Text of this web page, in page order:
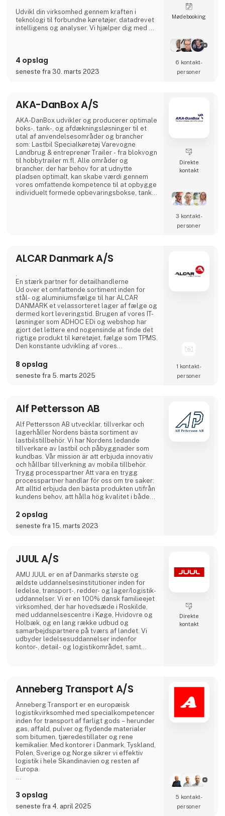
Udvikl din virksomhed gennem kraften i
teknologi til forbundne køretøjer, datadrevet
intelligens og analyser. Vi hjælper dig med at
global e-handel og miljøregler.
4 opslag
seneste fra 30. marts 2023
Møde­booking
6 kontakt­
personer
AKA-DanBox A/S
AKA-DanBox udvikler og producerer optimale
boks-, tank-, og afdækningsløsninger til et
utal af anvendelsesområder og brancher
som: Lastbil Specialkøretøj Varevogne
Landbrug & entreprenør Trailer - fra blokvogn
til hobbytrailer m.fl. Alle områder og
brancher, der har behov for at udnytte
pladsen optimalt, kan skabe værdi gennem
vores omfattende kompetence til at opbygge
individuelt formede opbevaringsbokse, tanke
Direkte
kontakt
3 kontakt­
personer
ALCAR Danmark A/S
.
En stærk partner for detailhandlerne
Ud over et omfattende sortiment inden for
stål- og aluminiumsfælge til har ALCAR
DANMARK et velassorteret lager af fælge og
dermed kort leveringstid. Brugen af vores IT-
løsninger som ADHOC EDi og webshop har
gjort det lettere end nogensinde at finde det
rigtige produkt til køretøjet, fælge som TPMS.
Den konstante udvikling af vores
ikke mindst marketing sikrer ALCAR
DANMARK´s førende rolle på det danske
fælgmarked.
DANMARK bestemt en af grundene til den
høje respekt for virksomheden og dermed
8 opslag
seneste fra 5. marts 2025
1 kontakt­
personer
Alf Pettersson AB
Alf Pettersson AB utvecklar, tillverkar och
lagerhåller Nordens bästa sortiment av
lastbilstillbehör. Vi har Nordens ledande
tillverkare av lastbil och påbyggnader som
kundbas. Vår mission är att erbjuda innovativ
och hållbar tillverkning av mobila tillbehör.
Trygg processpartner Att vara en trygg
processpartner handlar för oss om tre saker:
Att alltid erbjuda den bästa produkten utifrån
kundens behov, att hålla hög kvalitet i både
tid. Vi är ISO9001 och ISO14001 certifierade.
Team up with the best
2 opslag
seneste fra 15. marts 2023
JUUL A/S
AMU JUUL er en af Danmarks største og
ældste uddannelsesinstitutioner inden for
ledelse, transport-, redder- og lager/logistik-
uddannelser. Vi er en 100% dansk familieejet
virksomhed, der har hovedsæde i Roskilde,
med uddannelsescentre i Køge, Hvidovre og
Holbæk, og en lang række udbud og
samarbejdspartnere på tværs af landet. Vi
udbyder ledelsesuddannelser indenfor
kontor-, detail- og logistikområdet, samt
flere. Vi lægger vægt på uddannelser af høj
kvalitet, og et hø
Direkte
kontakt
Anneberg Transport A/S
Anneberg Transport er en europæisk
logistikvirksomhed med specialkompetencer
inden for transport af farligt gods – herunder
gas, affald, pulver og flydende materialer
som bitumen, tjæredestillater og rene
kemikalier. Med kontorer i Danmark, Tyskland,
Polen, Sverige og Norge sikrer vi effektiv
logistik i hele Skandinavien og resten af
Europa.
tankvogne leverer vi skræddersyede
transportløsninger, hvor vi tilpasser udstyret
til kundens behov – og ikke omvendt. Hos
3 opslag
seneste fra 4. april 2025
5 kontakt­
personer